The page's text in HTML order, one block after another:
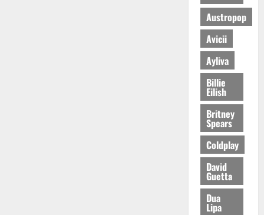
Austropop
Avicii
Ayliva
Billie
Eilish
Britney
Spears
Coldplay
David
Guetta
Dua
Lipa